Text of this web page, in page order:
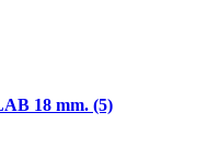
18 mm. (5)